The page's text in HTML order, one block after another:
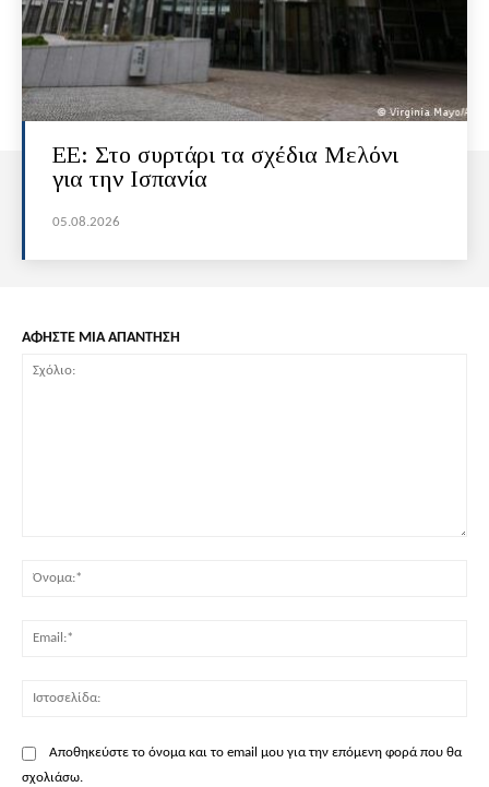
ΕΕ: Στο συρτάρι τα σχέδια Μελόνι
για την Ισπανία
05.08.2026
ΑΦΗΣΤΕ ΜΙΑ ΑΠΑΝΤΗΣΗ
Αποθηκεύστε το όνομα και το email μου για την επόμενη φορά που θα
σχολιάσω.